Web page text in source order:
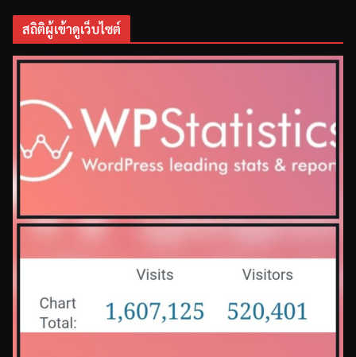
สถิติผู้เข้าดูเว็บไซต์